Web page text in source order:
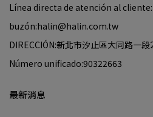
Línea directa de atención al
buzón:halin@halin.com.tw
DIRECCIÓN:新北市汐止區大同路一
Número unificado:90322663
最新消息